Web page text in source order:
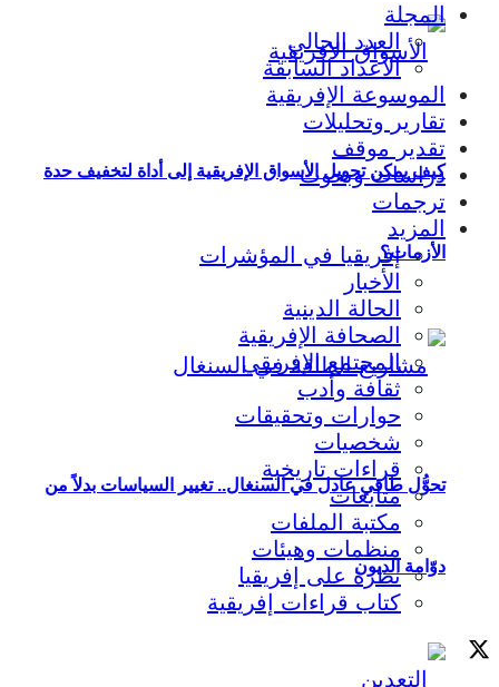
كيف يمكن تحويل الأسواق الإفريقية إلى أداة لتخفيف حدة
الأزمات؟
تحوُّل طاقي عادل في السنغال.. تغيير السياسات بدلاً من
دوّامة الديون
المجلة
العدد الحالي
الأعداد السابقة
الموسوعة الإفريقية
تقارير وتحليلات
تقدير موقف
دراسات وبحوث
ترجمات
المزيد
إفريقيا في المؤشرات
الأخبار
الحالة الدينية
الصحافة الإفريقية
المجتمع الإفريقي
ثقافة وأدب
حوارات وتحقيقات
شخصيات
قراءات تاريخية
متابعات
مكتبة الملفات
منظمات وهيئات
نظرة على إفريقيا
كتاب قراءات إفريقية